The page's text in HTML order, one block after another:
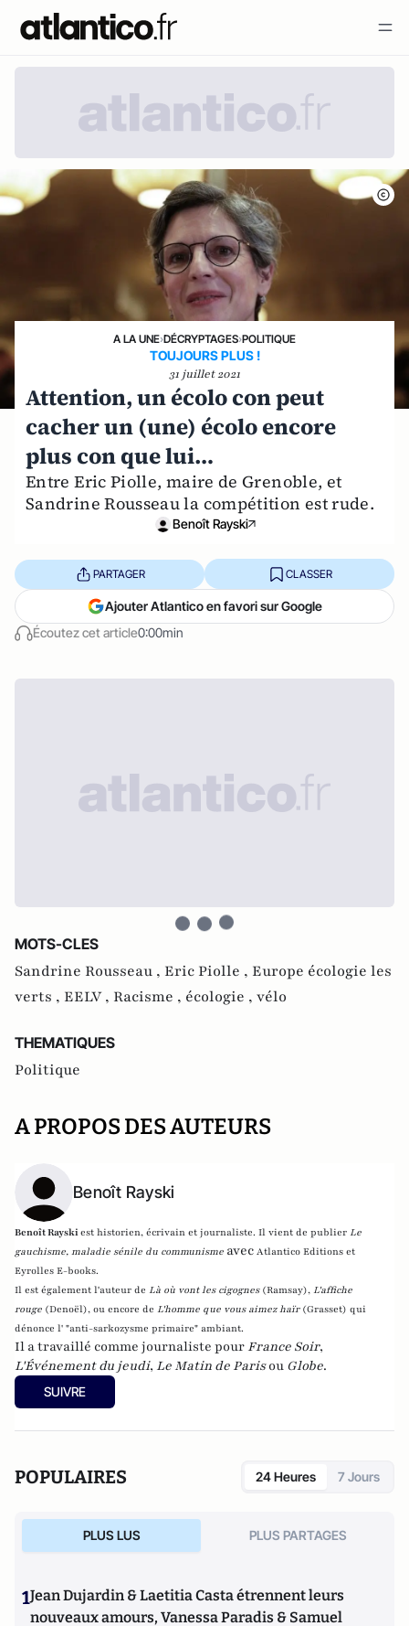
A LA UNE›DÉCRYPTAGES›POLITIQUE
TOUJOURS PLUS !
31 juillet 2021
Attention, un écolo con peut
cacher un (une) écolo encore
plus con que lui…
Entre Eric Piolle, maire de Grenoble, et
Sandrine Rousseau la compétition est rude.
Benoît Rayski
Écoutez cet article0:00min
PARTAGER CLASSER
Ajouter Atlantico en favori sur Google
MOTS-CLES
Sandrine Rousseau , Eric Piolle , Europe écologie les
verts , EELV , Racisme , écologie , vélo
THEMATIQUES
Politique
A PROPOS DES AUTEURS
Benoît Rayski
Benoît Rayskiest historien, écrivain et journaliste. Il vient de publier Le
gauchisme, maladie sénile du communisme avec Atlantico Editions et
Eyrolles E-books.
Il est également l'auteur de Là où vont les cigognes (Ramsay), L'affiche
rouge (Denoël), ou encore de L'homme que vous aimez haïr (Grasset) qui
dénonce l' "anti-sarkozysme primaire" ambiant.
Il a travaillé comme journaliste pour France Soir,
L'Événement du jeudi, Le Matin de Parisou Globe.
SUIVRE
POPULAIRES 24 Heures 7 Jours
PLUS LUS PLUS PARTAGES
1Jean Dujardin & Laetitia Casta étrennent leurs
nouveaux amours, Vanessa Paradis & Samuel